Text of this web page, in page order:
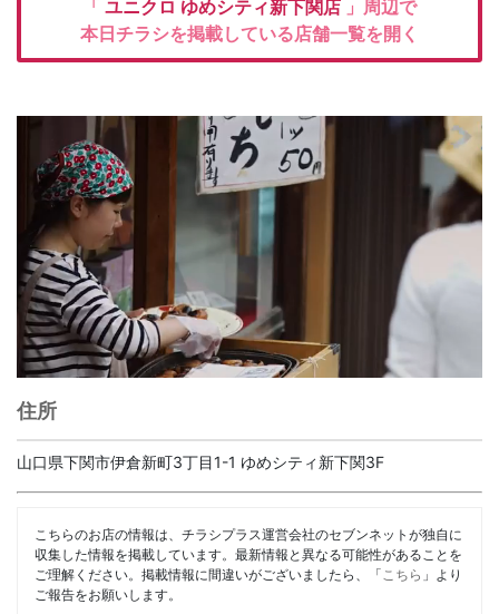
「 ユニクロ ゆめシティ新下関店 」周辺で
本日チラシを掲載している店舗一覧を開く
住所
山口県下関市伊倉新町3丁目1-1 ゆめシティ新下関3F
こちらのお店の情報は、チラシプラス運営会社のセブンネットが独自に
収集した情報を掲載しています。最新情報と異なる可能性があることを
ご理解ください。掲載情報に間違いがございましたら、「 こちら 」より
ご報告をお願いします。